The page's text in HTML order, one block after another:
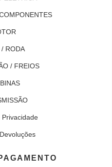
/ RODA
/ FREIOS
Privacidade